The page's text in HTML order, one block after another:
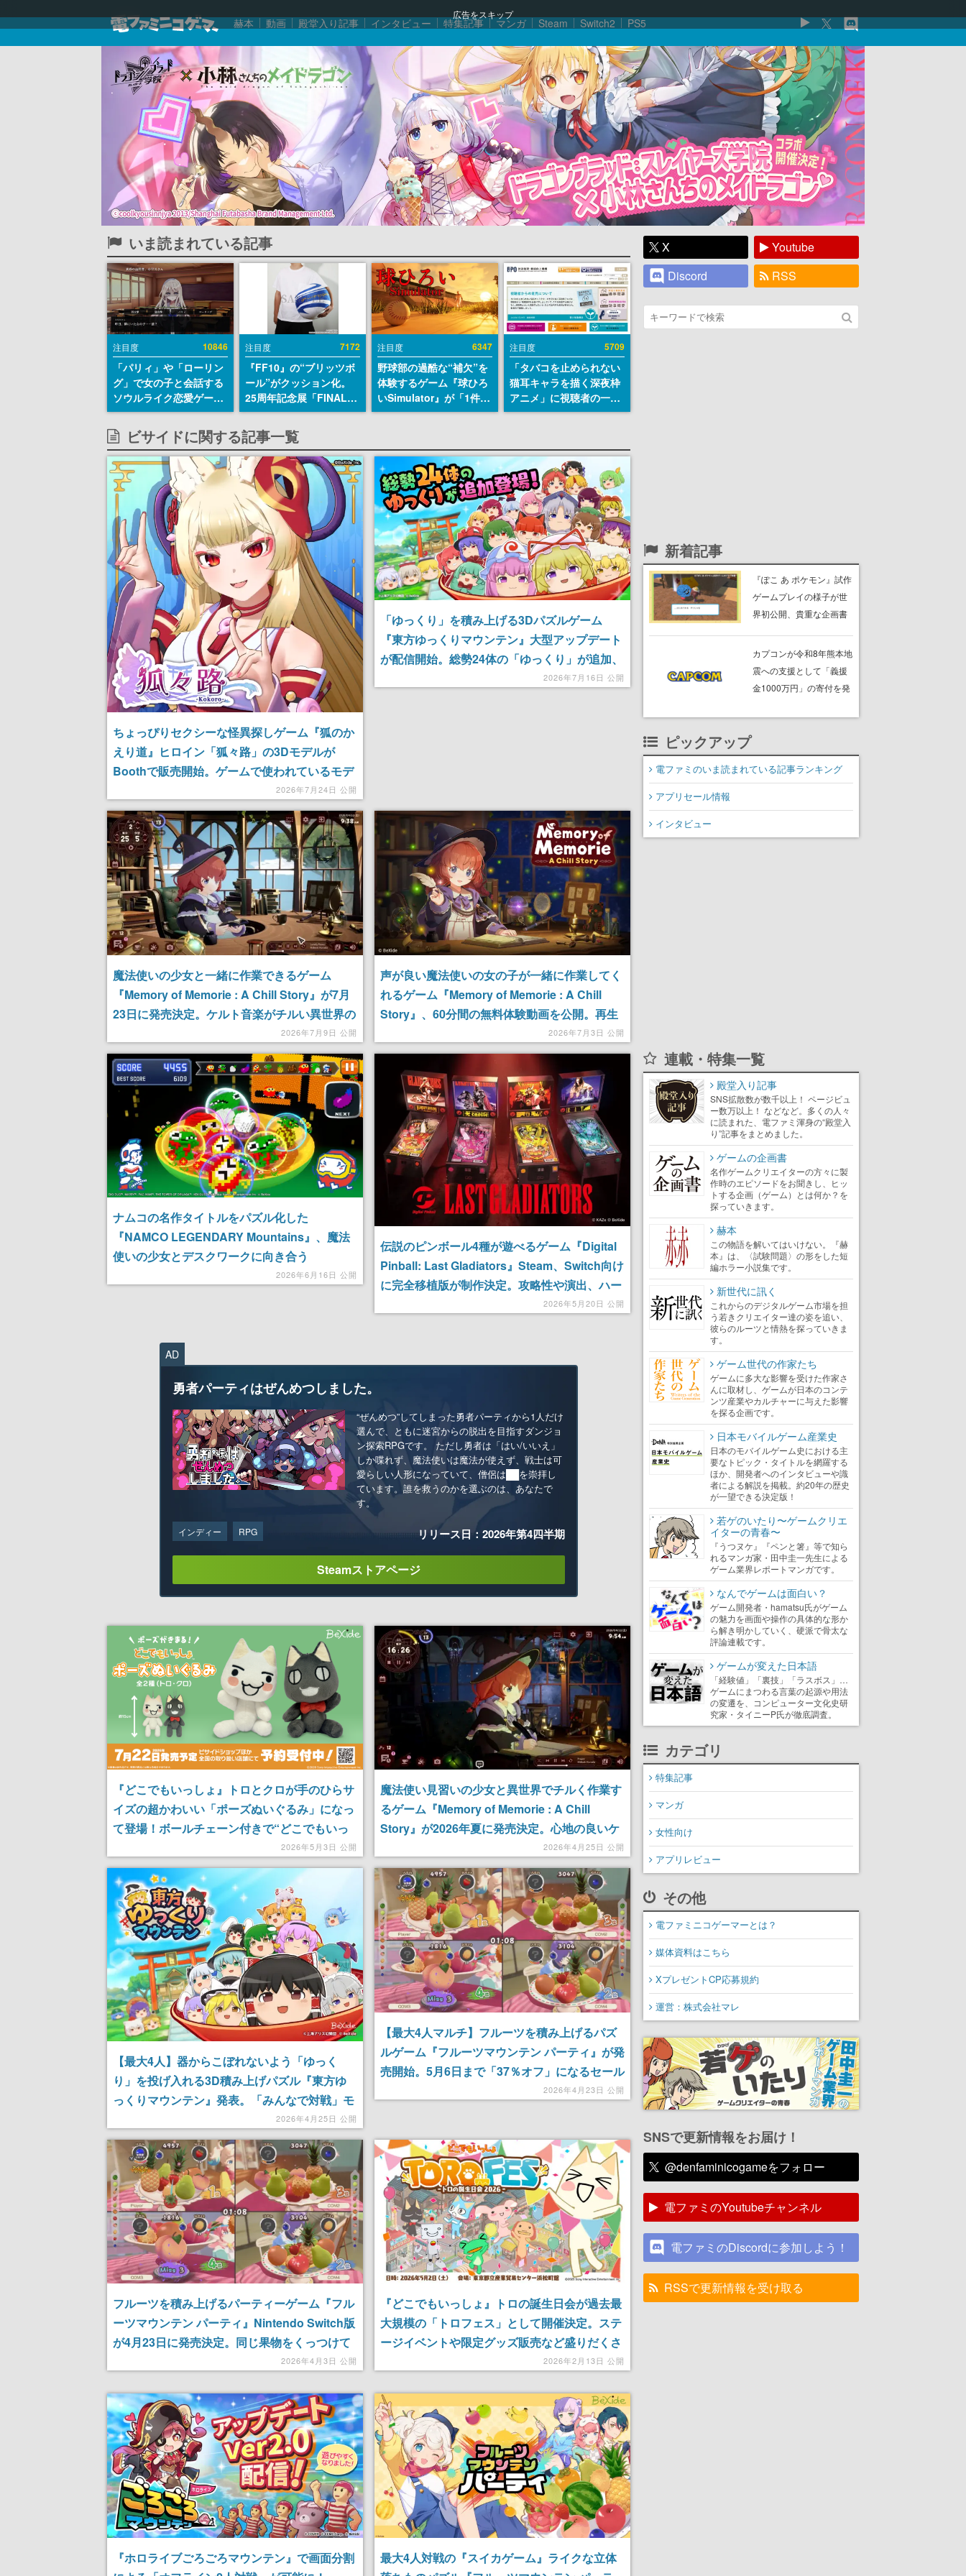
広告をスキップ
赫本 動画 殿堂入り記事 インタビュー 特集記事 マンガ Steam Switch2 PS5
いま読まれている記事
注目度 10846
「パリィ」や「ローリン
グ」で女の子と会話する
ソウルライク恋愛ゲーム
『小早川さんはソウルラ
イク』無料公開。返事に
失敗すると「YOU
DIED」
注目度 7172
『FF10』の“ブリッツボ
ール”がクッション化。
25周年記念展「FINAL
FANTASY X MUSEUM-
幻光の記憶-」のグッズ情
報が一部公開
注目度 6347
野球部の過酷な“補欠”を
体験するゲーム『球ひろ
いSimulator』が「1件」
のウィッシュリストをも
ダム・カム』開発元やチ
ェコのプロ野球選手から
称賛の声
注目度 5709
「タバコを止められない
猫耳キャラを描く深夜枠
アニメ」に視聴者の一部
から批判意見。違法薬物
す
ビサイドに関する記事一覧
ちょっぴりセクシーな怪異探しゲーム『狐のか
えり道』ヒロイン「狐々路」の3Dモデルが
Boothで販売開始。ゲームで使われているモデ
ルを『VRChat』向けにチューンナップ2026年7月24日 公開
「ゆっくり」を積み上げる3Dパズルゲーム
『東方ゆっくりマウンテン』大型アップデート
が配信開始。総勢24体の「ゆっくり」が追加、
「だいようせい」「こあくま」が“無条件”で獲
2026年7月16日 公開
魔法使いの少女と一緒に作業できるゲーム
『Memory of Memorie : A Chill Story』が7月
23日に発売決定。ケルト音楽がチルい異世界の
部屋で、勉強・仕事・創作ができる“物語連動
型”の作業用ゲーム
2026年7月9日 公開
声が良い魔法使いの女の子が一緒に作業してく
れるゲーム『Memory of Memorie : A Chill
Story』、60分間の無料体験動画を公開。再生
ボタンを押すだけで作業がはかどる、もは
や“動画体験版”
2026年7月3日 公開
ナムコの名作タイトルをパズル化した
『NAMCO LEGENDARY Mountains』、魔法
使いの少女とデスクワークに向き合う
『Memory of Memorie : A Chill Story』が
2026年6月16日 公開
伝説のピンボール4種が遊べるゲーム『Digital
Pinball: Last Gladiators』Steam、Switch向け
に完全移植版が制作決定。攻略性や演出、ハー
ドロック＆ヘヴィメタル全開のBGMを「あの
2026年5月20日 公開
AD
勇者パーティはぜんめつしました。
“ぜんめつ”してしまった勇者パーティから1人だけ
選んで、ともに迷宮からの脱出を目指すダンジョ
ン探索RPGです。 ただし勇者は「はい/いいえ」
しか喋れず、魔法使いは魔法が使えず、戦士は可
愛らしい人形になっていて、僧侶は██を崇拝し
ています。誰を救うのかを選ぶのは、あなたで
す。
インディー RPG リリース日：2026年第4四半期
Steamストアページ
『どこでもいっしょ』トロとクロが手のひらサ
イズの超かわいい「ポーズぬいぐるみ」になっ
て登場！ボールチェーン付きで“どこでもいっ
しょ”にお出かけできる、7月22日より発売
2026年5月3日 公開
魔法使い見習いの少女と異世界でチルく作業す
るゲーム『Memory of Memorie : A Chill
Story』が2026年夏に発売決定。心地の良いケ
ルト音楽を聴きながら作業に集中、頑張るほど
少女との物語や会話が解放
2026年4月25日 公開
【最大4人】器からこぼれないよう「ゆっく
り」を投げ入れる3D積み上げパズル『東方ゆ
っくりマウンテン』発表。「みんなで対戦」モ
ードでは1つの器を共有し、生き残りをかけて
蹴落とし合う。2026年春頃リリース予定
2026年4月25日 公開
【最大4人マルチ】フルーツを積み上げるパズ
ルゲーム『フルーツマウンテン パーティ』が発
売開始。5月6日まで「37％オフ」になるセール
開催、公式Xでは“ガチ”のフルーツが当たる発
2026年4月23日 公開
フルーツを積み上げるパーティーゲーム『フル
ーツマウンテン パーティ』Nintendo Switch版
が4月23日に発売決定。同じ果物をくっつけて
大きくしていき、お皿から落ちないようにスコ
2026年4月3日 公開
『どこでもいっしょ』トロの誕生日会が過去最
大規模の「トロフェス」として開催決定。ステ
ージイベントや限定グッズ販売など盛りだくさ
んの内容に。チケットは3月上旬より販売予定
2026年2月13日 公開
『ホロライブごろごろマウンテン』で画面分割
最大4人対戦の『スイカゲーム』ライクな立体
X
Youtube
Discord
RSS
新着記事
『ぽこ あ ポケモン』試作
ゲームプレイの様子が世
界初公開、貴重な企画書
ームフリーク・大森滋氏
が開発秘話を語る動画が
ゲームフリーク公式
カプコンが令和8年熊本地
震への支援として「義援
金1000万円」の寄付を発
ピックアップ
電ファミのいま読まれている記事ランキング
アプリセール情報
インタビュー
連載・特集一覧
殿堂入り記事
SNS拡散数が数千以上！ ページビュ
ー数万以上！ などなど。多くの人々
に読まれた、電ファミ渾身の“殿堂入
り”記事をまとめました。
ゲームの企画書
名作ゲームクリエイターの方々に製
作時のエピソードをお聞きし、ヒッ
トする企画（ゲーム）とは何か？を
探っていきます。
赫本
この物語を解いてはいけない。『赫
本』は、〈試験問題〉の形をした短
編ホラー小説集です。
新世代に訊く
これからのデジタルゲーム市場を担
う若きクリエイター達の姿を追い、
彼らのルーツと情熱を探っていきま
す。
ゲーム世代の作家たち
ゲームに多大な影響を受けた作家さ
んに取材し、ゲームが日本のコンテ
ンツ産業やカルチャーに与えた影響
を探る企画です。
日本モバイルゲーム産業史
日本のモバイルゲーム史における主
要なトピック・タイトルを網羅する
ほか、開発者へのインタビューや識
者による解説を掲載。約20年の歴史
が一望できる決定版！
若ゲのいたり〜ゲームクリエ
イターの青春〜
『うつヌケ』『ペンと箸』等で知ら
れるマンガ家・田中圭一先生による
ゲーム業界レポートマンガです。
なんでゲームは面白い？
ゲーム開発者・hamatsu氏がゲーム
の魅力を画面や操作の具体的な形か
ら解き明かしていく、硬派で骨太な
評論連載です。
ゲームが変えた日本語
「経験値」「裏技」「ラスボス」…
ゲームにまつわる言葉の起源や用法
の変遷を、コンピューター文化史研
究家・タイニーP氏が徹底調査。
カテゴリ
特集記事
マンガ
女性向け
アプリレビュー
その他
電ファミニコゲーマーとは？
媒体資料はこちら
XプレゼントCP応募規約
運営：株式会社マレ
SNSで更新情報をお届け！
@denfaminicogameをフォロー
電ファミのYoutubeチャンネル
電ファミのDiscordに参加しよう！
RSSで更新情報を受け取る